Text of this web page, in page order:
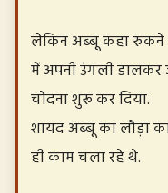
लेकिन अब्बू कहा रुकने
में अपनी उंगली
चोदना शुरू कर दिया.
शायद अब्बू का लौड़ा
ही काम चला रहे थे.